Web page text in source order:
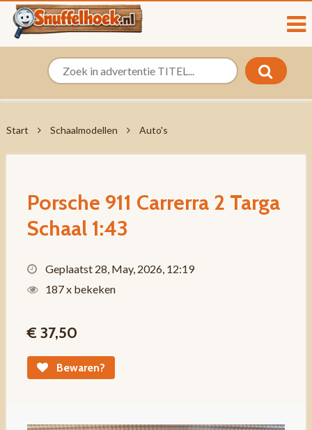
Start Schaalmodellen Auto's
Porsche 911 Carrerra 2 Targa
Schaal 1:43
Geplaatst 28, May, 2026, 12:19
187 x bekeken
€ 37,50
Bewaren?